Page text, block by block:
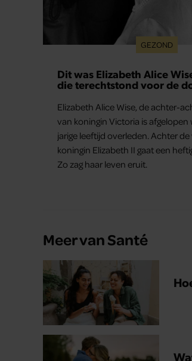
GEZOND
Dit was Elizabeth Alice
die terechtstond voor de
Elizabeth Alice Wise, de achter-
van koningin Victoria is afgelopen
jarige leeftijd overleden. Achter
koningin Elizabeth II gaat een
Zo zag haar leven eruit.
Meer van Santé